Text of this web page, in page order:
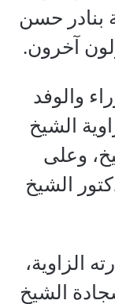
بنادر حسن
آخرون.
والوفد
الشيخ
وعلى
الشيخ
الزاوية،
الشيخ